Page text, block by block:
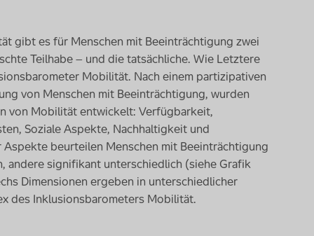
gibt es für Menschen mit Beeinträchtigung zwei
Teilhabe – und die tatsächliche. Wie Letztere
Mobilität. Nach einem partizipativen
von Menschen mit Beeinträchtigung, wurden
von Mobilität entwickelt: Verfügbarkeit,
Soziale Aspekte, Nachhaltigkeit und
beurteilen Menschen mit Beeinträchtigung
andere signifikant unterschiedlich (siehe Grafik
Dimensionen ergeben in unterschiedlicher
des Inklusionsbarometers Mobilität.